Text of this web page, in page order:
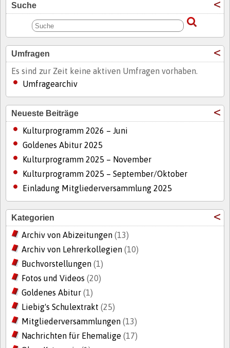
Suche
Umfragen
Es sind zur Zeit keine aktiven Umfragen vorhaben.
Umfragearchiv
Neueste Beiträge
Kulturprogramm 2026 – Juni
Goldenes Abitur 2025
Kulturprogramm 2025 – November
Kulturprogramm 2025 – September/Oktober
Einladung Mitgliederversammlung 2025
Kategorien
Archiv von Abizeitungen (13)
Archiv von Lehrerkollegien (10)
Buchvorstellungen (1)
Fotos und Videos (20)
Goldenes Abitur (1)
Liebig's Schulextrakt (25)
Mitgliederversammlungen (13)
Nachrichten für Ehemalige (17)